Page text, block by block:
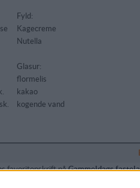
Fyld:
Kagecreme
Nutella
Glasur:
flormelis
kakao
kogende vand
favoritopskrift påGammeldags